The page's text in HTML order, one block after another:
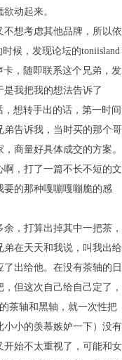
动起来。
不想考虑其他品牌，所以依
候，发现论坛的toniisland
卡，随即联系这个兄弟，发
我把我的想法告诉了
想转手出的话，第一时间
告诉我，当时买的那个哥
商量好具体成交的方案。
，打了一篇不长不短的文
要的那种嘎嘣嘎嘣脆的感
，打算出掉其中一把茶，
在天天和我说，叫我出给
出给他。在没有茶轴的日
但这次自己给自己定了，
茶轴和黑轴，就一次性把
小小的羡慕嫉妒一下）没有
开始不太重视了，可能和女